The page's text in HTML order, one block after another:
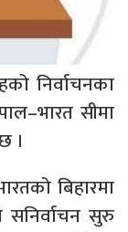
निर्वाचनका
सीमा
।
बिहारमा
सुरु